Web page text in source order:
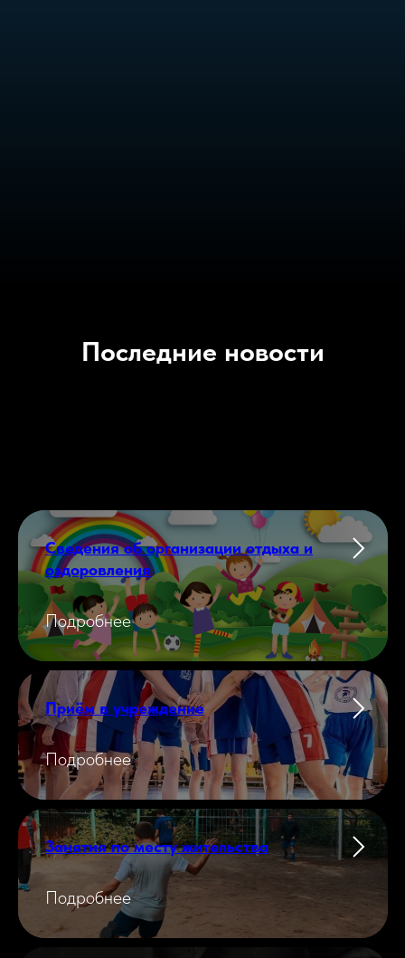
Последние новости
Сведения об организации отдыха и
оздоровления
Подробнее
Приём в учреждение
Подробнее
Занятия по месту жительства
Подробнее